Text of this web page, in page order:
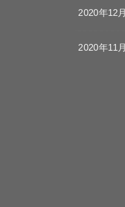
2020年12月
2020年11月